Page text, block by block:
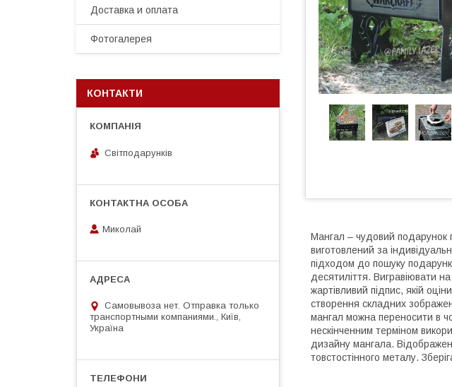
Мангал – чудовий подарунок
виготовлений за
підходом до пошуку
десятиліття. Вигравіювати
жартівливий підпис, якій
створення складних
мангал можна переносити в
нескінченним терміном
дизайну мангала.
товстостінного металу.
Доставка и оплата
Фотогалерея
КОНТАКТИ
Світподарунків
Миколай
Самовывоза нет. Отправка только
транспортными компаниями., Київ,
Україна